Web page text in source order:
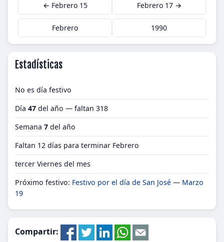
← Febrero 15 Febrero 17 →
Febrero 1990
Estadísticas
No es día festivo
Día 47 del año — faltan 318
Semana 7 del año
Faltan 12 días para terminar Febrero
tercer Viernes del mes
Próximo festivo: Festivo por el día de San José — Marzo
19
Compartir: